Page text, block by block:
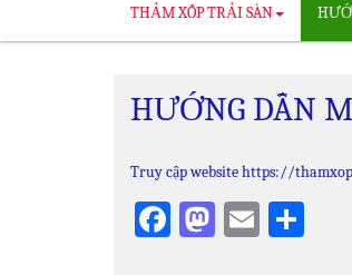
THẢM XỐP TRẢI SÀN
HƯỚNG DẪN
Truy cập website https://
Facebook
Mastodon
Email